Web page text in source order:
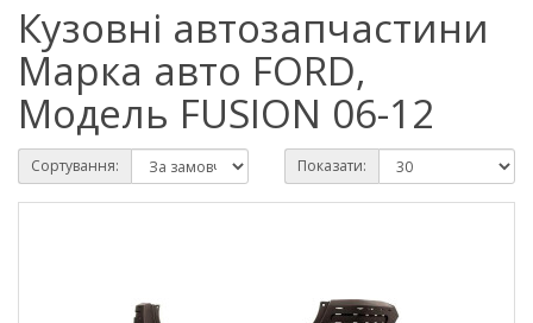
Кузовні автозапчастини
Марка авто FORD,
Модель FUSION 06-12
Сортування: Показати: